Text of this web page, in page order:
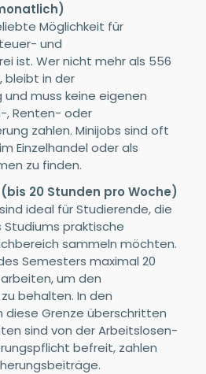
Möglichkeit für
und
ist. Wer nicht mehr als 556
bleibt in der
und muss keine eigenen
, Renten- oder
zahlen. Minijobs sind oft
Einzelhandel oder als
zu finden.
20 Stunden pro Woche)
ideal für Studierende, die
praktische
sammeln möchten.
Semesters maximal 20
um den
behalten. In den
diese Grenze überschritten
sind von der Arbeitslosen-
befreit, zahlen